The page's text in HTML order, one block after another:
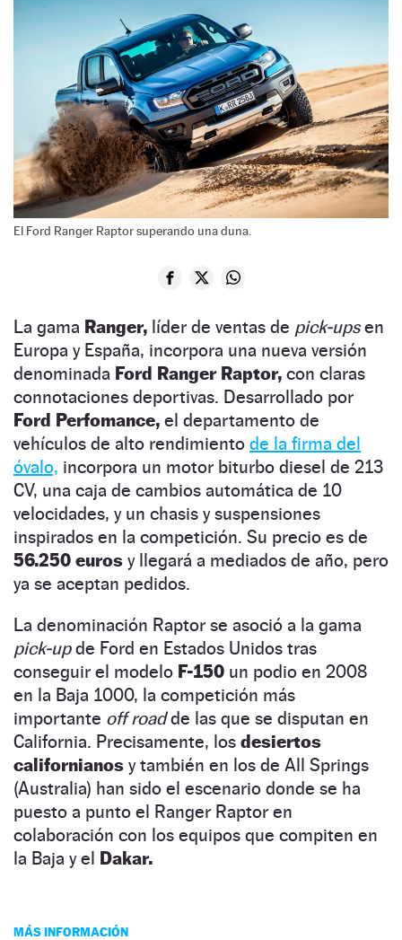
El Ford Ranger Raptor superando una duna.
La gama Ranger, líder de ventas de pick-upsen
Europa y España, incorpora una nueva versión
denominada Ford Ranger Raptor, con claras
connotaciones deportivas. Desarrollado por
Ford Perfomance, el departamento de
vehículos de alto rendimiento de la firma del
óvalo, incorpora un motor biturbo diesel de 213
CV, una caja de cambios automática de 10
velocidades, y un chasis y suspensiones
inspirados en la competición. Su precio es de
56.250 euros y llegará a mediados de año, pero
ya se aceptan pedidos.
La denominación Raptor se asoció a la gama
pick-upde Ford en Estados Unidos tras
conseguir el modelo F-150 un podio en 2008
en la Baja 1000, la competición más
importante off roadde las que se disputan en
California. Precisamente, los desiertos
californianos y también en los de All Springs
(Australia) han sido el escenario donde se ha
puesto a punto el Ranger Raptor en
colaboración con los equipos que compiten en
la Baja y el Dakar.
MÁS INFORMACIÓN